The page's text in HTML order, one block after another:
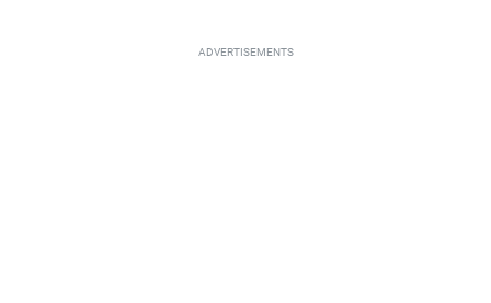
ADVERTISEMENTS